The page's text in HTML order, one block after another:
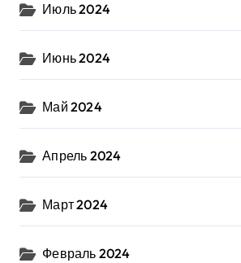
Июль 2024
Июнь 2024
Май 2024
Апрель 2024
Март 2024
Февраль 2024